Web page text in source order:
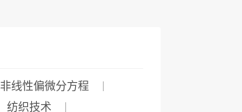
非线性偏微分方程
纺织技术